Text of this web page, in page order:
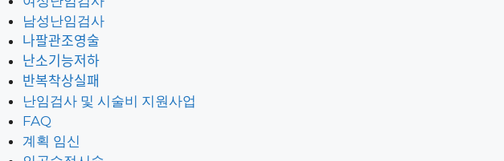
남성난임검사
나팔관조영술
난소기능저하
반복착상실패
난임검사 및 시술비 지원사업
FAQ
계획 임신